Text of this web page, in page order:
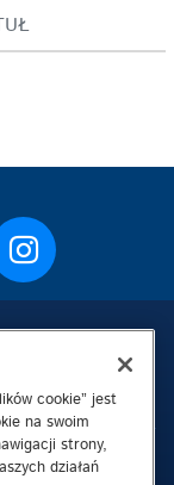
cookie” jest
na swoim
strony,
działań